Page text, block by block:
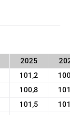
2025
101,2
100,8
101,5